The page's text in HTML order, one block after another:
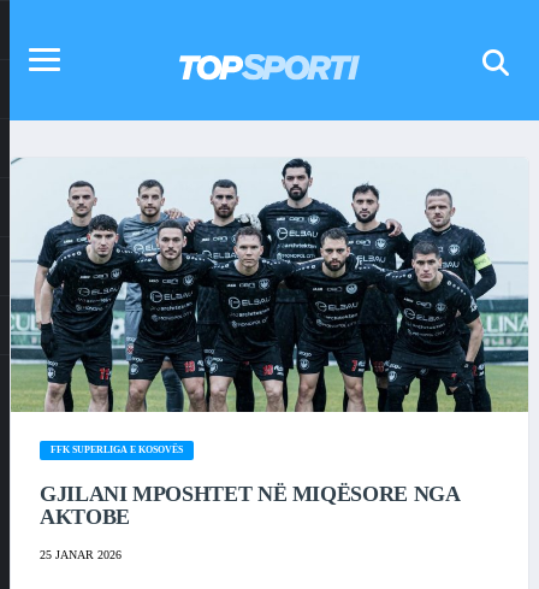
FFK SUPERLIGA E KOSOVËS
GJILANI MPOSHTET NË MIQËSORE NGA
AKTOBE
25 JANAR 2026